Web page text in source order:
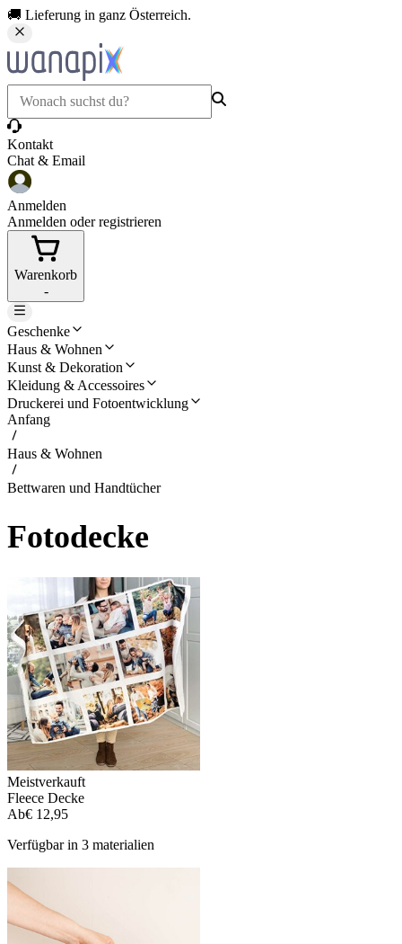
🚚 Lieferung in ganz Österreich.
Kontakt
Chat & Email
Anmelden
Anmelden oder registrieren
Warenkorb
-
Geschenke
Haus & Wohnen
Kunst & Dekoration
Kleidung & Accessoires
Druckerei und Fotoentwicklung
Anfang
Haus & Wohnen
Bettwaren und Handtücher
Fotodecke
Meistverkauft
Fleece Decke
Ab€ 12,95
Verfügbar in 3 materialien